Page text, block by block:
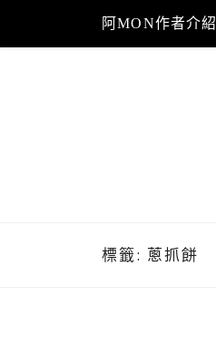
content
阿MON作者介紹
標籤: 蔥抓餅